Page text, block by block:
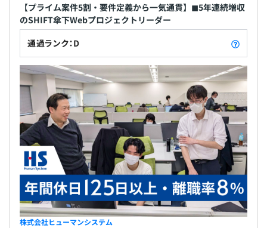
【プライム案件5割・要件定義から一気通貫】◼︎5年連続増収
のSHIFT傘下Webプロジェクトリーダー
通過ランク：D
株式会社ヒューマンシステム